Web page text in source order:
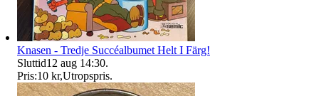
Knasen - Tredje Succéalbumet Helt I Färg!
Sluttid12 aug 14:30.
Pris:10 kr,Utropspris.